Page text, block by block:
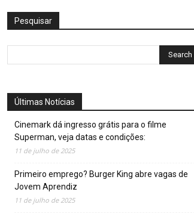
Pesquisar
Últimas Notícias
Cinemark dá ingresso grátis para o filme
Superman, veja datas e condições:
11 de julho de 2025
Primeiro emprego? Burger King abre vagas de
Jovem Aprendiz
11 de julho de 2025